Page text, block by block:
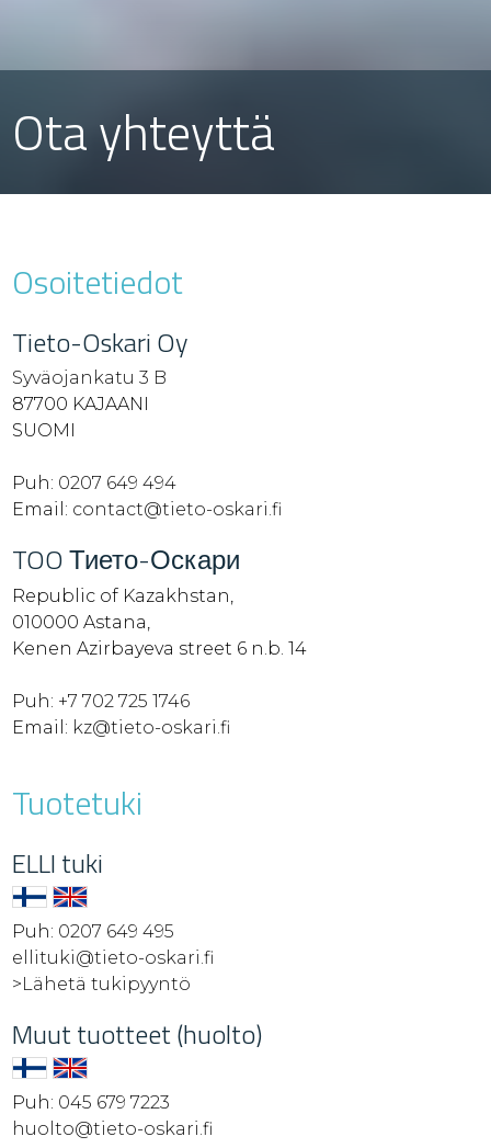
Ota yhteyttä
Osoitetiedot
Tieto-Oskari Oy
Syväojankatu 3 B
87700 KAJAANI
SUOMI
Puh: 0207 649 494
Email: contact@tieto-oskari.fi
TOO Тието-Оскари
Republic of Kazakhstan,
010000 Astana,
Kenen Azirbayeva street 6 n.b. 14
Puh: +7 702 725 1746
Email: kz@tieto-oskari.fi
Tuotetuki
ELLI tuki
Puh: 0207 649 495
ellituki@tieto-oskari.fi
>Lähetä tukipyyntö
Muut tuotteet (huolto)
Puh: 045 679 7223
huolto@tieto-oskari.fi